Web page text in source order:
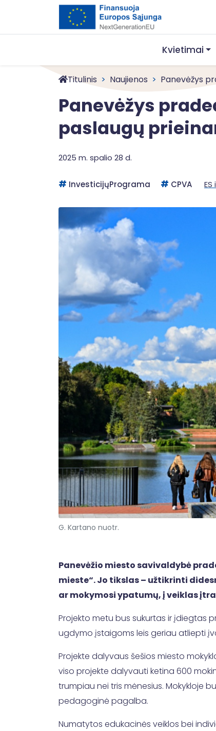
Kvietimai
Titulinis Naujienos Panevėžys
Panevėžys
paslaugų
2025 m. spalio 28 d.
InvesticijųPrograma CPVA
G. Kartano nuotr.
Panevėžio miesto savivaldybė
mieste“. Jo tikslas – užtikrinti
ar mokymosi ypatumų, į veiklas
Projekto metu bus sukurtas ir įdiegtas
ugdymo įstaigoms leis geriau atliepti
Projekte dalyvaus šešios miesto
viso projekte dalyvauti ketina 600
trumpiau nei tris mėnesius. Mokykloje
pedagoginė pagalba.
Numatytos edukacinės veiklos bei